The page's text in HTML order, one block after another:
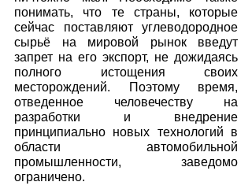
понимать, что те страны, которые
сейчас поставляют углеводородное
сырьё на мировой рынок введут
запрет на его экспорт, не дожидаясь
полного истощения своих
месторождений. Поэтому время,
отведенное человечеству на
разработки и внедрение
принципиально новых технологий в
области автомобильной
промышленности, заведомо
ограничено.